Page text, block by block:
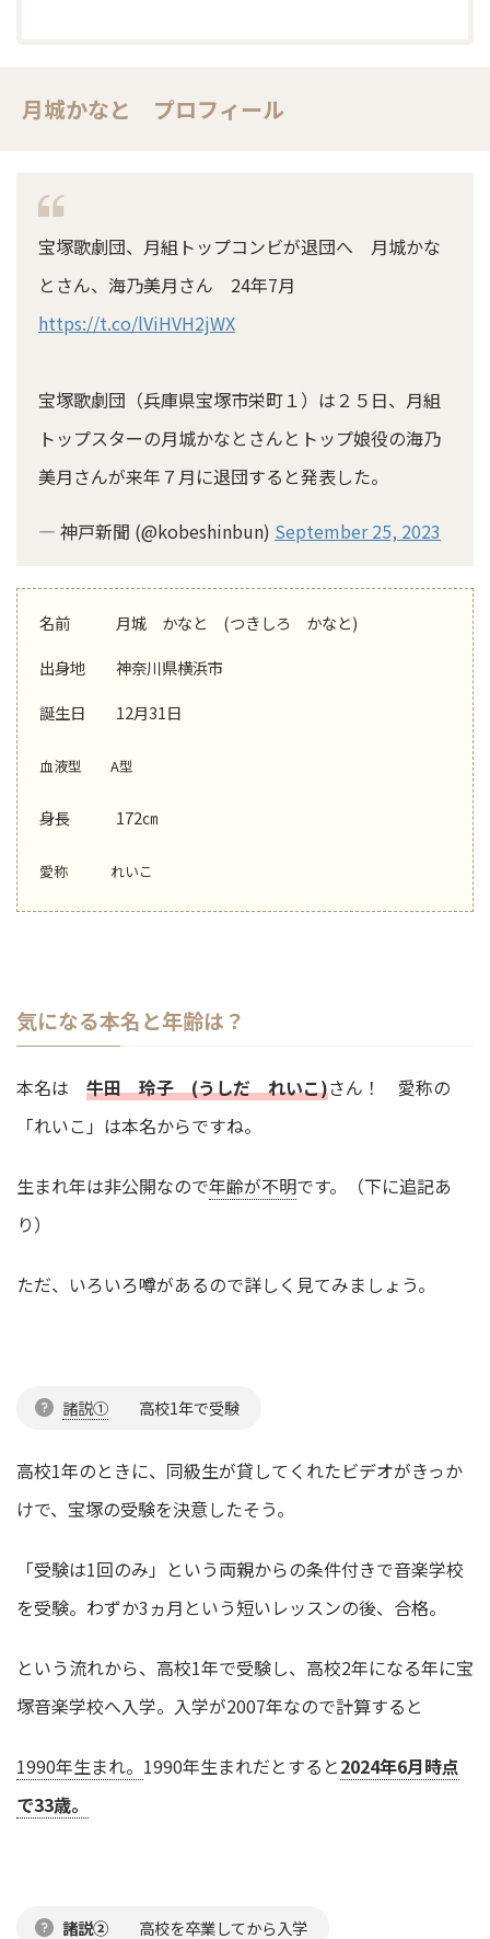
月城かなと プロフィール
宝塚歌劇団、月組トップコンビが退団へ 月城かな
とさん、海乃美月さん 24年7月
https://t.co/lViHVH2jWX
宝塚歌劇団（兵庫県宝塚市栄町１）は２５日、月組
トップスターの月城かなとさんとトップ娘役の海乃
美月さんが来年７月に退団すると発表した。
— 神戸新聞 (@kobeshinbun) September 25, 2023
名前 月城 かなと (つきしろ かなと)
出身地 神奈川県横浜市
誕生日 12月31日
血液型 A型
身長 172㎝
愛称 れいこ
気になる本名と年齢は？
本名は 牛田 玲子 (うしだ れいこ)さん！ 愛称の
「れいこ」は本名からですね。
生まれ年は非公開なので年齢が不明です。（下に追記あ
り）
ただ、いろいろ噂があるので詳しく見てみましょう。
諸説① 高校1年で受験
高校1年のときに、同級生が貸してくれたビデオがきっか
けで、宝塚の受験を決意したそう。
「受験は1回のみ」という両親からの条件付きで音楽学校
を受験。わずか3ヵ月という短いレッスンの後、合格。
という流れから、高校1年で受験し、高校2年になる年に宝
塚音楽学校へ入学。入学が2007年なので計算すると
1990年生まれ。 1990年生まれだとすると2024年6月時点
で33歳。
諸説② 高校を卒業してから入学